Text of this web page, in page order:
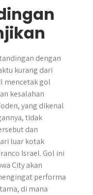
dengan
kurang dari
mencetak gol
kesalahan
yang dikenal
tidak
dan
luar kotak
Israel. Gol ini
City akan
performa
di mana